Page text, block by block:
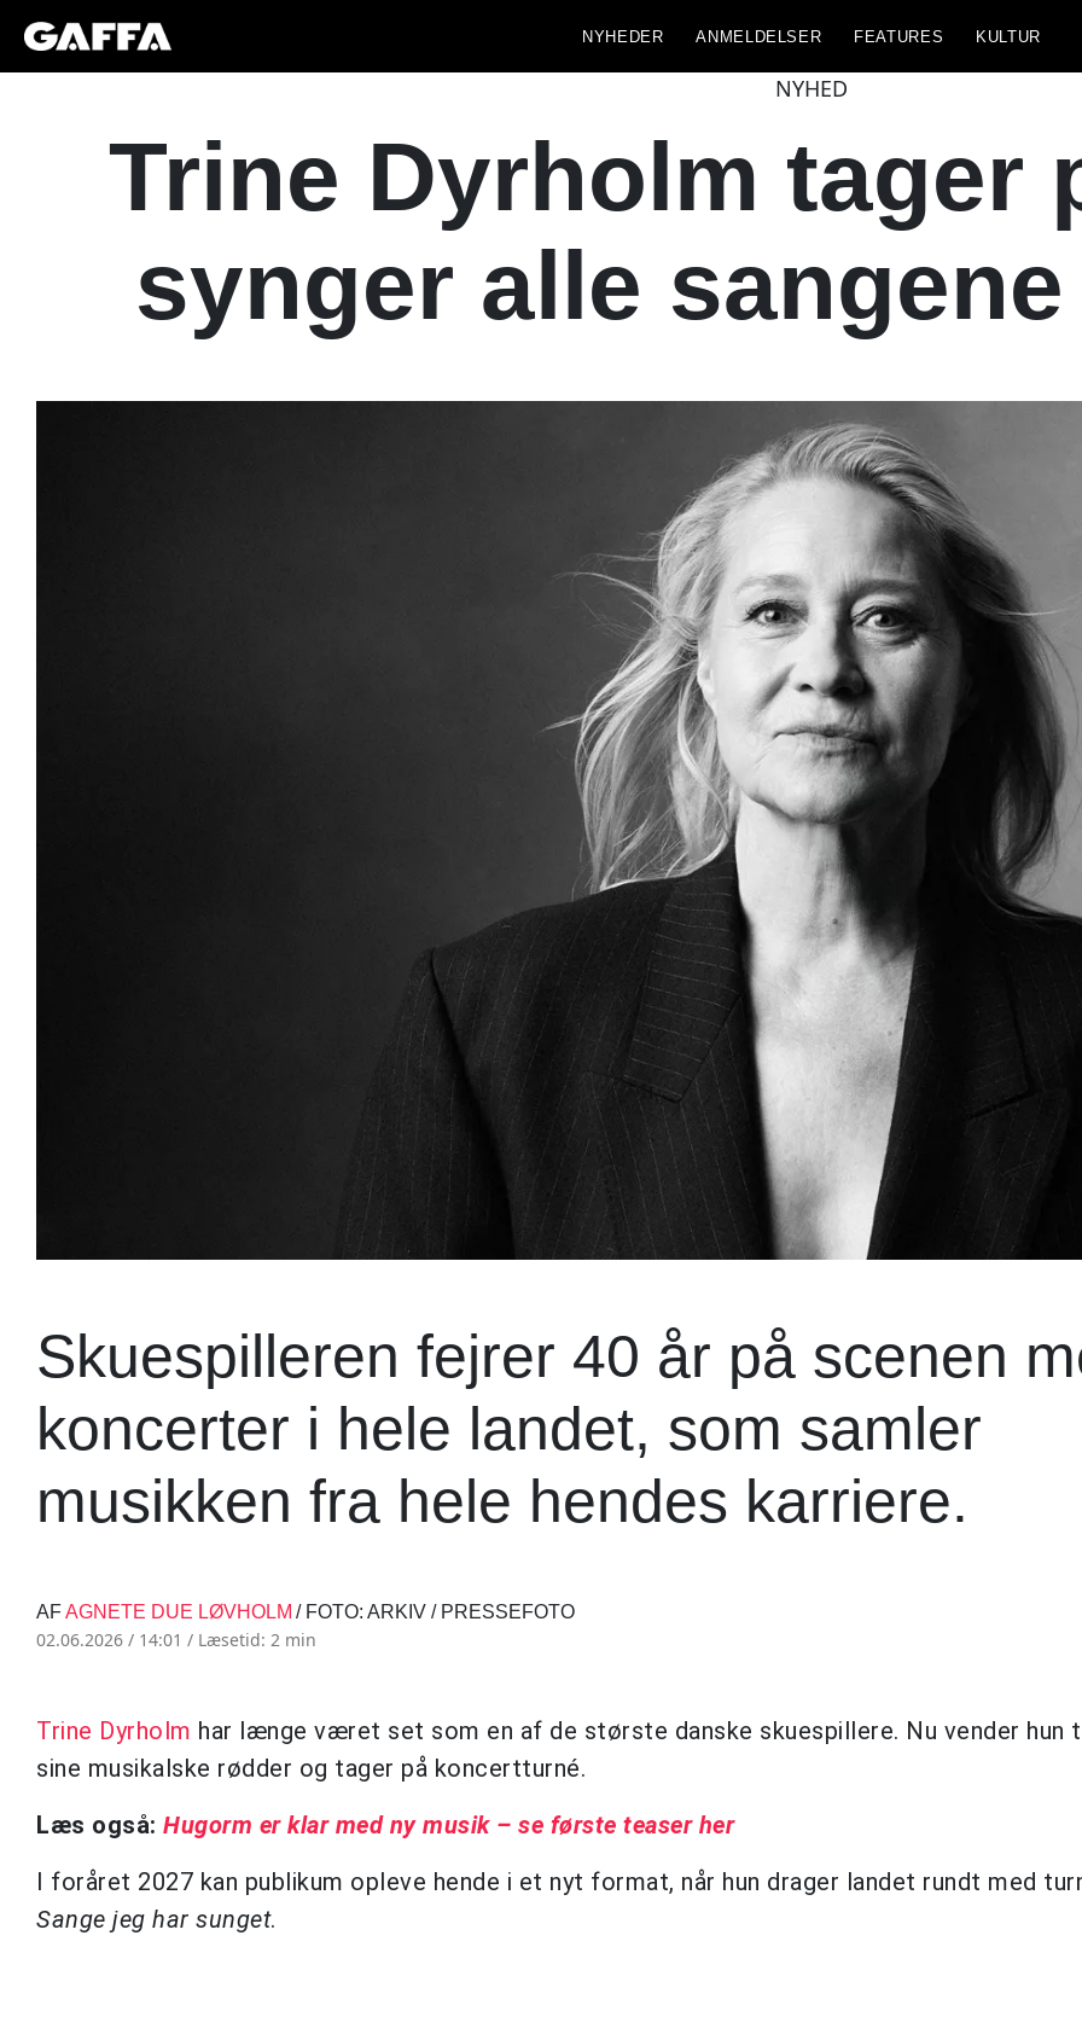
NYHEDER ANMELDELSER FEATURES KULTUR
NYHED
Trine Dyrholm tager
synger alle
Skuespilleren fejrer 40 år på scenen
koncerter i hele landet, som samler
musikken fra hele hendes karriere.
AFAGNETE DUE LØVHOLM / FOTO: ARKIV / PRESSEFOTO
02.06.2026 / 14:01 / Læsetid: 2 min
Trine Dyrholm har længe været set som en af de største danske skuespillere. Nu vender hun
sine musikalske rødder og tager på koncertturné.
Læs også: Hugorm er klar med ny musik – se første teaser her
I foråret 2027 kan publikum opleve hende i et nyt format, når hun drager landet rundt med
Sange jeg har sunget.